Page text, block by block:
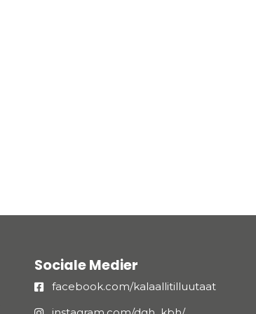
Sociale Medier
facebook.com/kalaallitilluutaat